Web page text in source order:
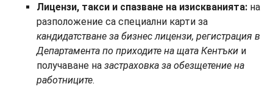
Лицензи, такси и спазване на изискванията: на
разположение са специални карти за
кандидатстване за бизнес лицензи, регистрация в
Департамента по приходите на щата Кентъки и
получаване на застраховка за обезщетение на
работниците.